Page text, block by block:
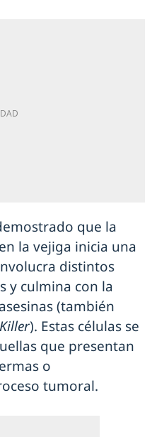
que la
la vejiga inicia una
distintos
y culmina con la
(también
). Estas células se
que presentan
o
tumoral.